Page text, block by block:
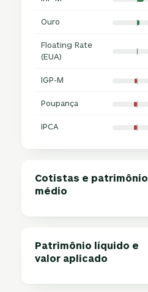
Ouro
Floating Rate
(EUA)
IGP-M
Poupança
IPCA
Cotistas e patrimônio
médio
Patrimônio líquido e
valor aplicado